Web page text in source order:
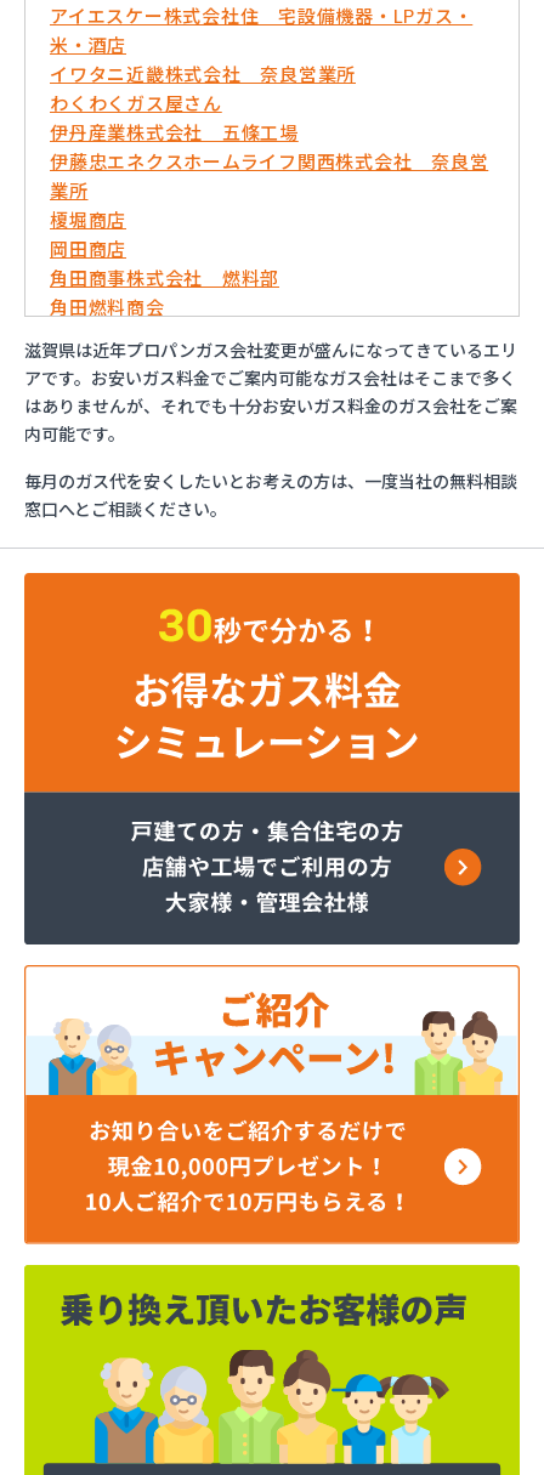
アイエスケー株式会社住 宅設備機器・LPガス・
米・酒店
イワタニ近畿株式会社 奈良営業所
わくわくガス屋さん
伊丹産業株式会社 五條工場
伊藤忠エネクスホームライフ関西株式会社 奈良営
業所
榎堀商店
岡田商店
角田商事株式会社 燃料部
角田燃料商会
株式会社イマムラ
株式会社オクダ商店
株式会社カクタニ
株式会社ホームエネルギー近畿 奈良センター
株式会社ヤスカワ
株式会社ヨネシマ奈良支店
株式会社下出商会 LPG充填所
株式会社加藤商会 西奈良ガスサービスステーショ
株式会社岩井商店
株式会社近藤総合設備
株式会社高橋商店大和高田SS
株式会社少名子
株式会社森脇商店
株式会社杉原商店 藤ノ木台営業所
株式会社杉原商店 本社
株式会社都祁商会
株式会社堀内商店
乾プロパンガス店
五条ガス株式会社
坂口燃料店
三保産業株式会社 奈良営業所
市川燃料店
小橋商店
松倉商事株式会社 本社・高田基地営業所
松倉商事株式会社奈良営業所
松村商店
松本燃料店
植田商店
森下住設株式会社
神殿商店
菅田米穀燃料店
滋賀県は近年プロパンガス会社変更が盛んになってきているエリ
アです。お安いガス料金でご案内可能なガス会社はそこまで多く
はありませんが、それでも十分お安いガス料金のガス会社をご案
内可能です。
毎月のガス代を安くしたいとお考えの方は、一度当社の無料相談
窓口へとご相談ください。